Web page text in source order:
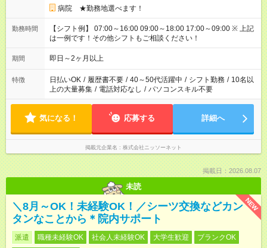
病院 ★勤務地選べます！
勤務時間
【シフト例】 07:00～16:00 09:00～18:00 17:00～09:00 ※ 上記
は一例です！その他シフトもご相談ください！
期間 即日～2ヶ月以上
特徴 日払いOK / 履歴書不要 / 40～50代活躍中 / シフト勤務 / 10名以
上の大量募集 / 電話対応なし / パソコンスキル不要
気になる！ 応募する 詳細へ
掲載元企業名 株式会社ニッソーネット
掲載日：2026.08.07
未読
NEW
＼8月～OK！未経験OK！／シーツ交換などカン
タンなことから＊院内サポート
派遣 職種未経験OK 社会人未経験OK 大学生歓迎
ブランクOK